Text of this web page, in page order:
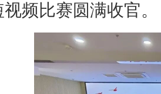
频比赛圆满收官。